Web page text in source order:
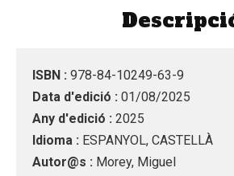
ISBN : 978-84-10249-63-9
Data d'edició : 01/08/2025
Any d'edició : 2025
Idioma : ESPANYOL, CASTELLÀ
Autor@s : Morey, Miguel